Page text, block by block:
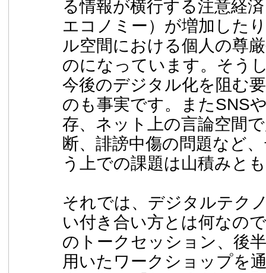
る情報が横行する注意経
エコノミー）が増加した
ル空間における個人の尊
のになっています。そう
今後のデジタル化を阻む
のも事実です。またSNS
存、ネット上の言論空間
断、誹謗中傷の問題など
う上での課題は山積みと
それでは、デジタルテク
い付き合い方とは何なの
のトークセッション、後
用いたワークショップを